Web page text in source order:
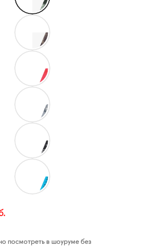
посмотреть в шоуруме без